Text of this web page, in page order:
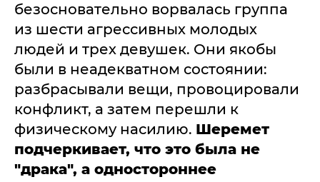
безосновательно ворвалась группа
из шести агрессивных молодых
людей и трех девушек. Они якобы
были в неадекватном состоянии:
разбрасывали вещи, провоцировали
конфликт, а затем перешли к
физическому насилию. Шеремет
подчеркивает, что это была не
"драка", а одностороннее